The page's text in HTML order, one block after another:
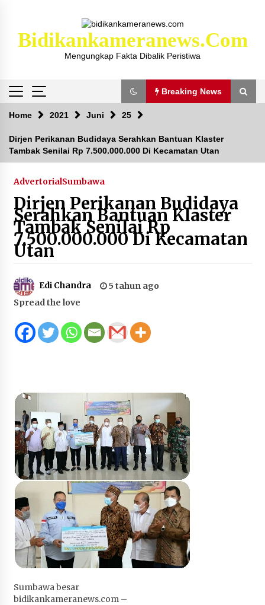
Bidikankameranews.com
Mengungkap Fakta Dibalik Peristiwa
Breaking News
Breaking News
Kejaksaan KSB Mulai Lidik Mafia Tanah Desa
Sekongkang Bawah
2 tahun ago
Laporan Dugaan Pencabulan di Desa Sepayung
Kec. Plampang, Polres Sumbawa Pastikan
Proses Penyelidikan Berjalan Maksimal
4 minggu ago
Juanda, Edukasi Masyarakat dalam Mengurus
Administrasi Kendaraan Berupa SIM
4 minggu ago
HUT ke-46 Dekranas di Makassar, di Hadapan
Ny. Selvi Gibran Ketua Dekranasda Sumbawa
Perumdam Batulanteh Akan Lakukan
Penyesuaian Tarif Air Minum
4 minggu ago
Prestasi Nasional, Polwan Polres Sumbawa
Bripda Vanesa Aprilia Renyaan, Sabet Juara II
Taekwondo Kapolri Cup ke-7
4 minggu ago
Sekretaris Bapperida, Dwi Rahayu, ST,. MM,.
Pimpin Rakor Aksi Konvergensi Percepatan
Penurunan Stunting di Sumbawa
4 minggu ago
Pandangan Fraksi – Fraksi DPRD Sumbawa
Home 2021 Juni 25
Dirjen Perikanan Budidaya Serahkan Bantuan Klaster
Tambak Senilai Rp 7.500.000.000 Di Kecamatan Utan
AdvertorialSumbawa
Dirjen Perikanan Budidaya
Serahkan Bantuan Klaster
Tambak Senilai Rp
7.500.000.000 Di Kecamatan
Utan
Edi Chandra
5 tahun ago
Spread the love
Sumbawa besar
bidikankameranews.com –